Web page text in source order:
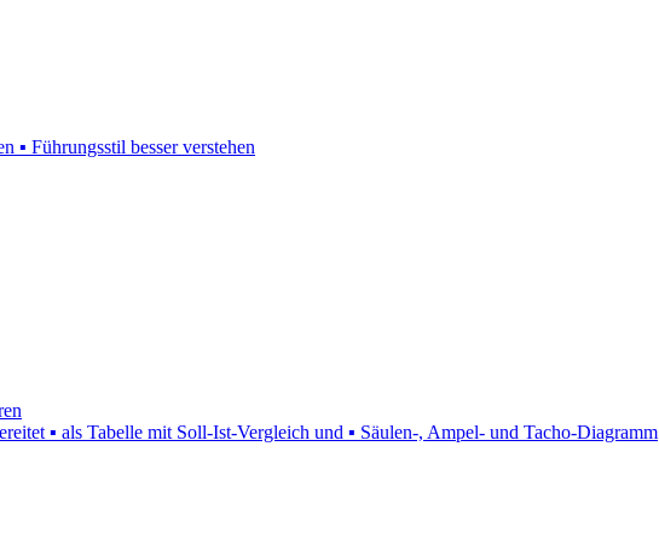
▪ Führungsstil besser verstehen
▪ als Tabelle mit Soll-Ist-Vergleich und ▪ Säulen-, Ampel- und Tacho-Diagramm